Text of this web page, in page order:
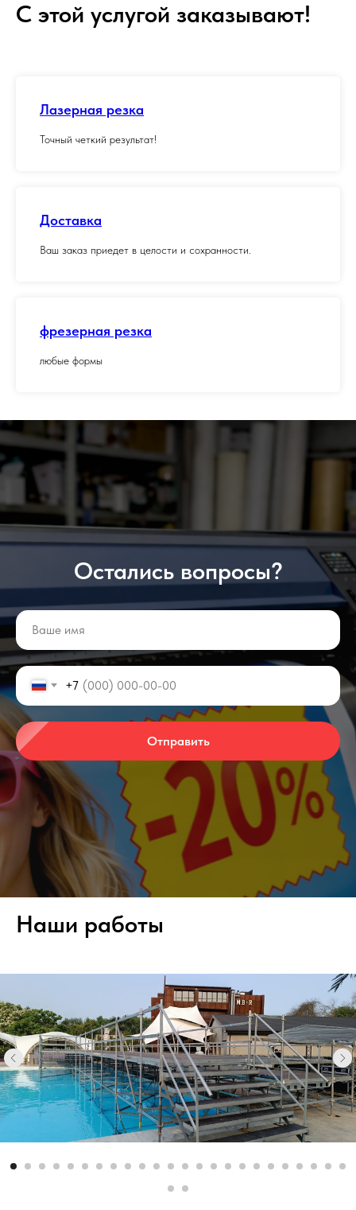
С этой услугой заказывают!
Лазерная резка
Точный четкий результат!
Доставка
Ваш заказ приедет в целости и сохранности.
фрезерная резка
любые формы
Остались вопросы?
+7
Отправить
Наши работы